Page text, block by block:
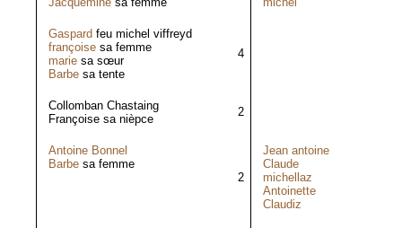
Gaspard feu michel viffreyd
françoise sa femme
marie sa sœur
Barbe sa tente
4
Collomban Chastaing
Françoise sa nièpce
2
Antoine Bonnel
Barbe sa femme
2
Jean antoine
Claude
michellaz
Antoinette
Claudiz